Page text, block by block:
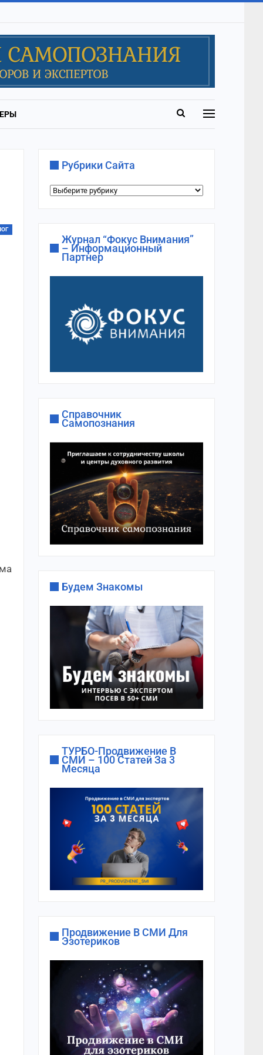
Рубрики Сайта
Рубрики
Журнал “Фокус Внимания”
– Информационный
Партнер
Справочник
Самопознания
Будем Знакомы
ТУРБО-Продвижение В
СМИ – 100 Статей За 3
Месяца
Продвижение В СМИ Для
Эзотериков